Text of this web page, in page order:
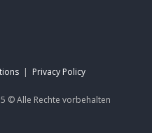
| Privacy Policy
©Alle Rechte vorbehalten